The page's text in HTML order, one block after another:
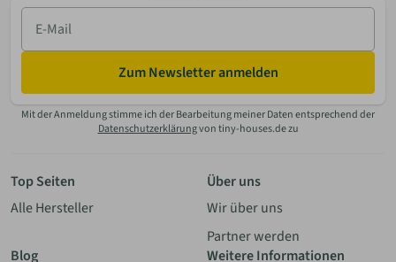
E-
Mail
Zum Newsletter anmelden
Mit der Anmeldung stimme ich der Bearbeitung meiner Daten entsprechend der
Datenschutzerklärungvon tiny-houses.de zu
Top Seiten
Alle Hersteller
Über uns
Wir über uns
Partner werden
Blog
Weitere Informationen